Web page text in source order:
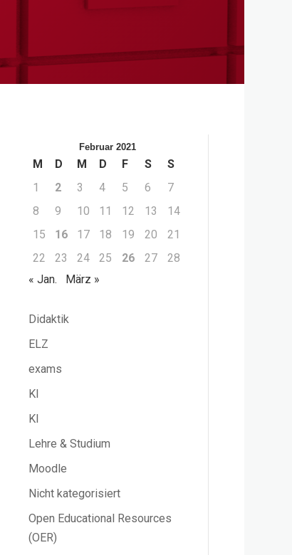
Februar 2021
M D M D F S
S
1
2 3 4 5 6
7
8
9 10 11 12 13
14
15
16 17 18 19 20
21
22
23 24 25 26 27
28
« Jan.
März »
Didaktik
ELZ
exams
KI
KI
Lehre & Studium
Moodle
Nicht kategorisiert
Open Educational Resources
(OER)